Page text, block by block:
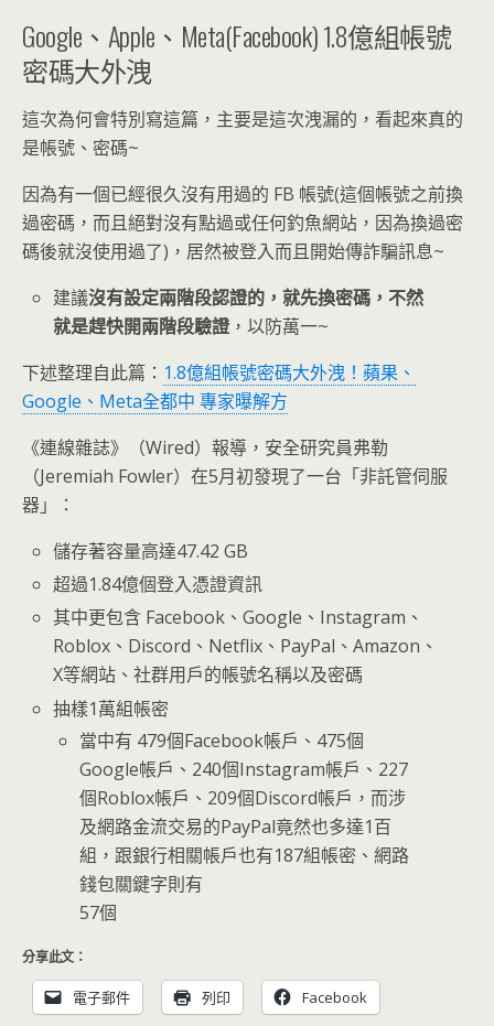
Google、Apple、Meta(Facebook) 1.8億組帳號
密碼大外洩
這次為何會特別寫這篇，主要是這次洩漏的，看起來真的
是帳號、密碼~
因為有一個已經很久沒有用過的 FB 帳號(這個帳號之前換
過密碼，而且絕對沒有點過或任何釣魚網站，因為換過密
碼後就沒使用過了)，居然被登入而且開始傳詐騙訊息~
建議沒有設定兩階段認證的，就先換密碼，不然
就是趕快開兩階段驗證 ，以防萬一~
下述整理自此篇： 1.8億組帳號密碼大外洩！蘋果、
Google、Meta全都中 專家曝解方
《連線雜誌》（Wired）報導，安全研究員弗勒
（Jeremiah Fowler）在5月初發現了一台「非託管伺服
器」：
儲存著容量高達47.42 GB
超過1.84億個登入憑證資訊
其中更包含 Facebook、Google、Instagram、
Roblox、Discord、Netflix、PayPal、Amazon、
X等網站、社群用戶的帳號名稱以及密碼
抽樣1萬組帳密
當中有 479個Facebook帳戶、475個
Google帳戶、240個Instagram帳戶、227
個Roblox帳戶、209個Discord帳戶，而涉
及網路金流交易的PayPal竟然也多達1百
組，跟銀行相關帳戶也有187組帳密、網路
錢包關鍵字則有
57個
分享此文：
電子郵件 列印 Facebook